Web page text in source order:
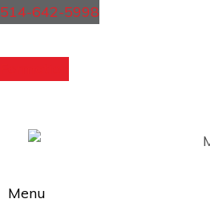
514-642-5998
Menu